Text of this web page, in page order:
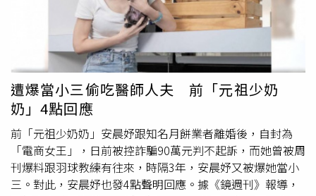
據，依法向傅先生與安晨妤提出侵害配偶權之侵權行為損害
賠償訴訟。安晨妤稍早再度回應，「女生當自強，掃到颱風
尾！請自己處理好家務事勿波及第三人。所有指控制均非事
實，本人不再做無意意義的爭辯，一切是非曲直自由法院公
斷。請勿再做媒體炒作，浪費寶貴社會資源。」 《聲明稿
全文》本律師受當事人張書維女士委任，就安晨妤女士113
年1月16日於其個人臉書公開聲明內容，回應並聲明如下
一、安晨妤女士表示其與傅先生因小孩常玩在一起而成為朋
友。惟查，事實上張書維女士與安晨妤女士間互不認識，張
書維女士之子女也不認識安晨妤女士之孩子，遑論有何「常
玩在一起」之說。二、有關安晨妤女士與 張書維女士之配偶
遭爆當小三偷吃醫師人夫 前「元祖少奶
奶」4點回應
前「元祖少奶奶」安晨妤跟知名月餅業者離婚後，自封為
「電商女王」，日前被控詐騙90萬元判不起訴，而她曾被周
刊爆料跟羽球教練有往來，時隔3年，安晨妤又被爆她當小
三。對此，安晨妤也發4點聲明回應。據《鏡週刊》報導，